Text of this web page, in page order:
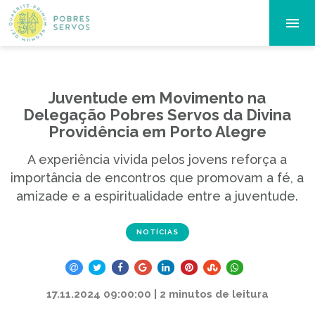
Juventude em Movimento na
Delegação Pobres Servos da Divina
Providência em Porto Alegre
A experiência vivida pelos jovens reforça a
importância de encontros que promovam a fé, a
amizade e a espiritualidade entre a juventude.
NOTÍCIAS
17.11.2024 09:00:00 | 2 minutos de leitura